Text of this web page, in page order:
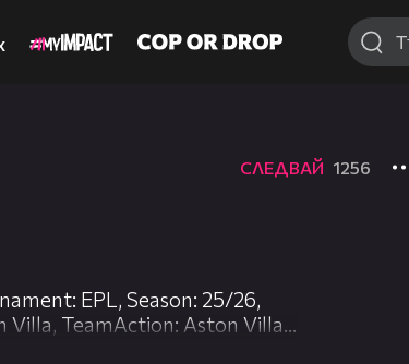
СЛЕДВАЙ 1256
EPL, Season: 25/26,
Villa, TeamAction: Aston Villa,
55:21 Parameters: Box, Leg,